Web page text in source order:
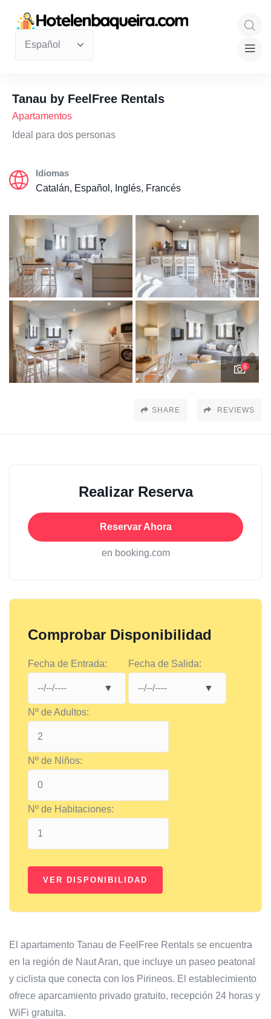
Tanau by FeelFree Rentals
Apartamentos
Ideal para dos personas
Idiomas
Catalán, Español, Inglés, Francés
6
SHARE REVIEWS
Realizar Reserva
Reservar Ahora
en booking.com
Comprobar Disponibilidad
Fecha de Entrada: Fecha de Salida:
Nº de Adultos:
Nº de Niños:
Nº de Habitaciones:
El apartamento Tanau de FeelFree Rentals se encuentra
en la región de Naut Aran, que incluye un paseo peatonal
y ciclista que conecta con los Pirineos. El establecimiento
ofrece aparcamiento privado gratuito, recepción 24 horas y
WiFi gratuita.